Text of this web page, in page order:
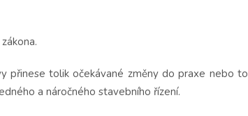
přinese tolik očekávané změny do praxe nebo to
a náročného stavebního řízení.